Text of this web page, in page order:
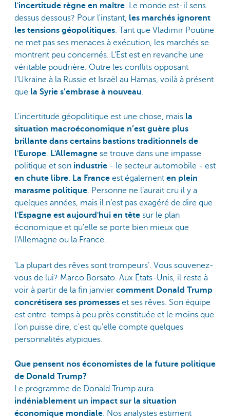
l'incertitude règne en maître. Le monde est-il sens
dessus dessous? Pour l'instant, les marchés ignorent
les tensions géopolitiques. Tant que Vladimir Poutine
ne met pas ses menaces à exécution, les marchés se
montrent peu concernés. L'Est est en revanche une
véritable poudrière. Outre les conflits opposant
l’Ukraine à la Russie et Israël au Hamas, voilà à présent
que la Syrie s’embrase à nouveau.
L'incertitude géopolitique est une chose, mais la
situation macroéconomique n’est guère plus
brillante dans certains bastions traditionnels de
l'Europe. L'Allemagne se trouve dans une impasse
politique et son industrie - le secteur automobile - est
en chute libre. La France est également en plein
marasme politique. Personne ne l’aurait cru il y a
quelques années, mais il n’est pas exagéré de dire que
l'Espagne est aujourd'hui en tête sur le plan
économique et qu'elle se porte bien mieux que
l'Allemagne ou la France.
‘La plupart des rêves sont trompeurs’. Vous souvenez-
vous de lui? Marco Borsato. Aux États-Unis, il reste à
voir à partir de la fin janvier comment Donald Trump
concrétisera ses promesses et ses rêves. Son équipe
est entre-temps à peu près constituée et le moins que
l'on puisse dire, c'est qu’elle compte quelques
personnalités atypiques.
Que pensent nos économistes de la future politique
de Donald Trump?
Le programme de Donald Trump aura
indéniablement un impact sur la situation
économique mondiale. Nos analystes estiment